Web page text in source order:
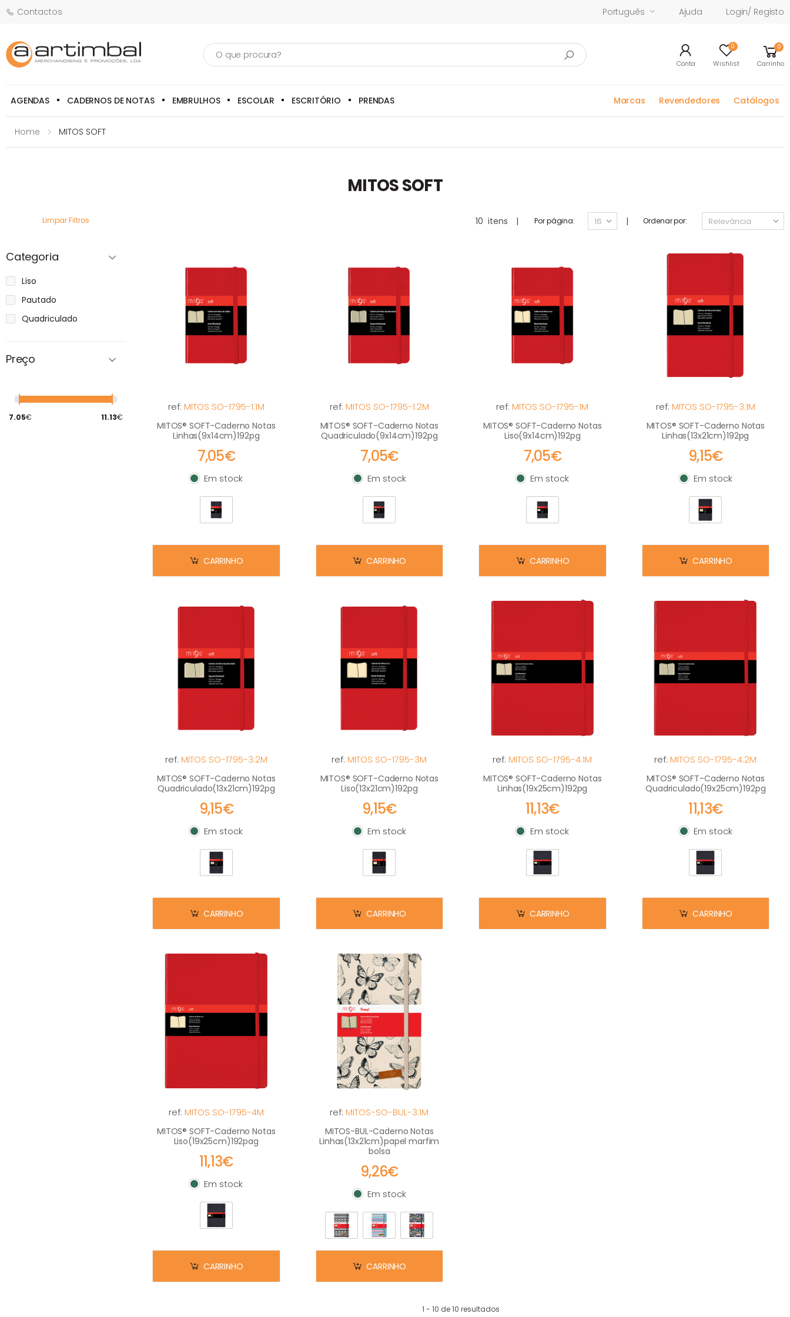
Contactos Português Ajuda Login/ Registo
Pesquisa
Conta
0
Wishlist
0
Carrinho
AGENDAS CADERNOS DE NOTAS EMBRULHOS ESCOLAR ESCRITÓRIO PRENDAS Marcas Revendedores Catálogos
Home MITOS SOFT
MITOS SOFT
10 itens | Por página: | Ordenar por:
ref: MITOS SO-1795-1.1M
MITOS® SOFT-Caderno Notas
Linhas(9x14cm)192pg
7,05€
Em stock
Em stock
CARRINHO
ref: MITOS SO-1795-1.2M
MITOS® SOFT-Caderno Notas
Quadriculado(9x14cm)192pg
7,05€
Em stock
Em stock
CARRINHO
ref:MITOS SO-1795-1M
MITOS® SOFT-Caderno Notas
Liso(9x14cm)192pg
7,05€
Em stock
Em stock
CARRINHO
ref: MITOS SO-1795-3.1M
MITOS® SOFT-Caderno Notas
Linhas(13x21cm)192pg
9,15€
Em stock
Em stock
CARRINHO
ref: MITOS SO-1795-3.2M
MITOS® SOFT-Caderno Notas
Quadriculado(13x21cm)192pg
9,15€
Em stock
Em stock
CARRINHO
ref:MITOS SO-1795-3M
MITOS® SOFT-Caderno Notas
Liso(13x21cm)192pg
9,15€
Em stock
Em stock
CARRINHO
ref:MITOS SO-1795-4.1M
MITOS® SOFT-Caderno Notas
Linhas(19x25cm)192pg
11,13€
Em stock
Em stock
CARRINHO
ref:MITOS SO-1795-4.2M
MITOS® SOFT-Caderno Notas
Quadriculado(19x25cm)192pg
11,13€
Em stock
Em stock
CARRINHO
ref: MITOS SO-1795-4M
MITOS® SOFT-Caderno Notas
Liso(19x25cm)192pag
11,13€
Em stock
Em stock
CARRINHO
ref:MITOS-SO-BUL-3.1M
MITOS-BUL-Caderno Notas
Linhas(13x21cm)papel marfim
bolsa
9,26€
Em stock
Em stock
CARRINHO
1 - 10 de 10 resultados
Limpar Filtros
Categoria
Liso
Pautado
Quadriculado
Preço
7.05€ 11.13€